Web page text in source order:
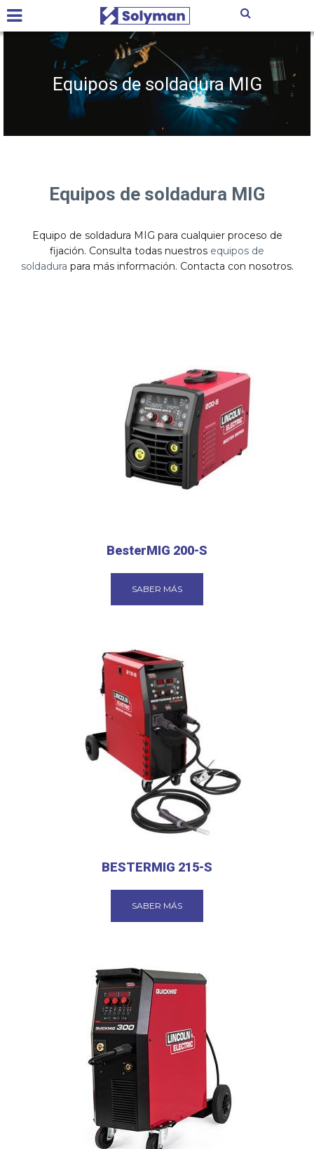
Equipos de soldadura MIG
Equipos de soldadura MIG
Equipo de soldadura MIG para cualquier proceso de
fijación. Consulta todas nuestros equipos de
soldadura para más información. Contacta con nosotros.
BesterMIG 200-S
SABER MÁS
BESTERMIG 215-S
SABER MÁS